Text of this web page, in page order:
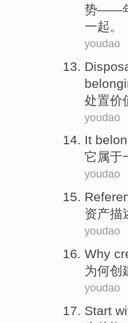
势——
一起。
youdao
处置价
youdao
It
它 属于
youdao
资产描
youdao
Why
为何创
youdao
Start